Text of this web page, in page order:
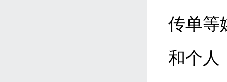
传单等
和个人